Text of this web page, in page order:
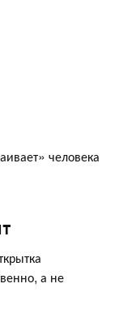
человека
а не